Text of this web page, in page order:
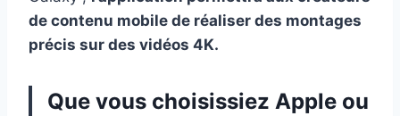
de contenu mobile de réaliser des montages
précis sur des vidéos 4K.
Que vous choisissiez Apple ou